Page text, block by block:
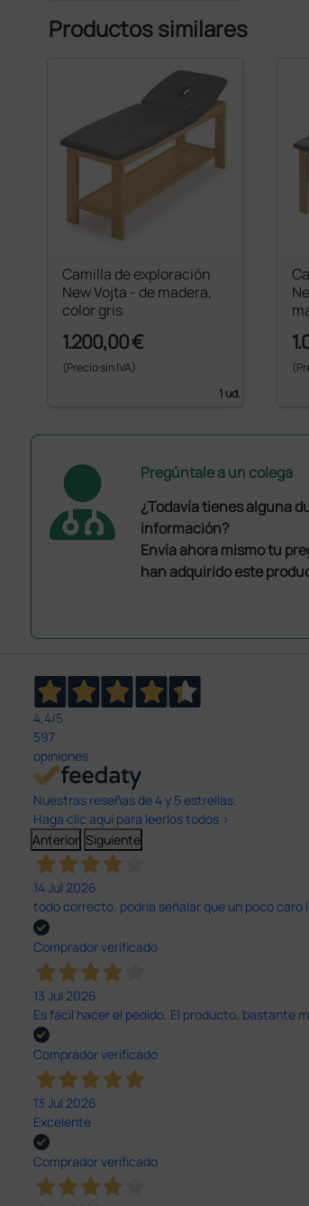
Productos similares
Camilla de exploración
New Vojta - de madera,
color gris
1.200,00 €
(Precio sin IVA)
1 ud.
Pregúntale a un colega
¿Todavía tienes alguna
información?
Envía ahora mismo tu
han adquirido este
4,4/5
597
opiniones
Nuestras reseñas de 4 y 5 estrellas.
Haga clic aquí para leerlos todos >
Anterior Siguiente
14 Jul 2026
todo correcto. podria señalar que un poco caro
Comprador verificado
13 Jul 2026
Es fácil hacer el pedido. El producto, bastante
Comprador verificado
13 Jul 2026
Excelente
Comprador verificado